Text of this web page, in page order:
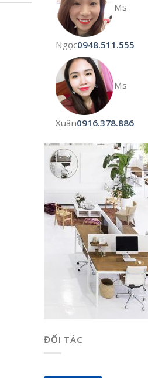
Ms
Ngọc0948.511.555
Ms
Xuân0916.378.886
ĐỐI TÁC